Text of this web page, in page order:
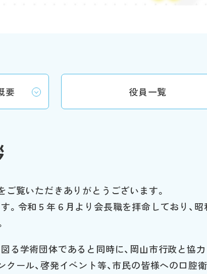
要 役員一覧
覧いただきありがとうございます。
令和５年６月より会長職を拝命しており、昭
る学術団体であると同時に、岡山市行政と協
ール、啓発イベント等、市民の皆様への口腔